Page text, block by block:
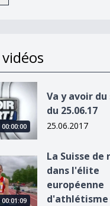
du 25.06.17
00:00:00
Va y avoir
du 25.06.17
25.06.2017
dans l&#039;élite
00:01:09
La Suisse de
dans l'élite
européenne
d'athlétisme